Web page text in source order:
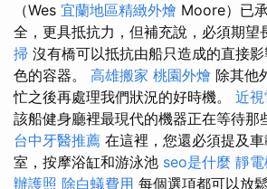
（Wes 宜蘭地區精緻外燴 Moore）已
全，更具抵抗力，但補充說，必須期望
掃 沒有橋可以抵抗由船​​只造成的直接
色的容器。 高雄搬家 桃園外燴 除其他
忙之後再處理我們狀況的好時機。 近
該船健身廳裡最現代的機器正在等待那
台中牙醫推薦 在這裡，您還必須提及
室，按摩浴缸和游泳池 seo是什麼 靜
辦護照 除白蟻費用 每個選項都可以放